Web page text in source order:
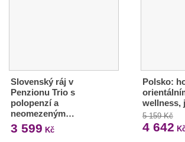
Slovenský ráj v
Penzionu Trio s
polopenzí a
neomezeným…
3 599 Kč
Polsko:
wellness,
5 159 Kč
4 642